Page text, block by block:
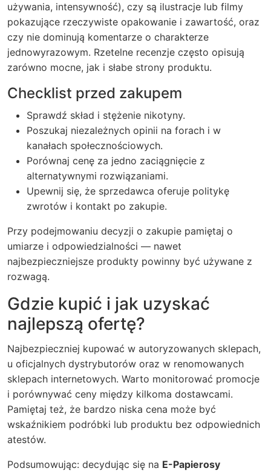
używania, intensywność), czy są ilustracje lub filmy
pokazujące rzeczywiste opakowanie i zawartość, oraz
czy nie dominują komentarze o charakterze
jednowyrazowym. Rzetelne recenzje często opisują
zarówno mocne, jak i słabe strony produktu.
Checklist przed zakupem
Sprawdź skład i stężenie nikotyny.
Poszukaj niezależnych opinii na forach i w
kanałach społecznościowych.
Porównaj cenę za jedno zaciągnięcie z
alternatywnymi rozwiązaniami.
Upewnij się, że sprzedawca oferuje politykę
zwrotów i kontakt po zakupie.
Przy podejmowaniu decyzji o zakupie pamiętaj o
umiarze i odpowiedzialności — nawet
najbezpieczniejsze produkty powinny być używane z
rozwagą.
Gdzie kupić i jak uzyskać
najlepszą ofertę?
Najbezpieczniej kupować w autoryzowanych sklepach,
u oficjalnych dystrybutorów oraz w renomowanych
sklepach internetowych. Warto monitorować promocje
i porównywać ceny między kilkoma dostawcami.
Pamiętaj też, że bardzo niska cena może być
wskaźnikiem podróbki lub produktu bez odpowiednich
atestów.
Podsumowując: decydując się na E-Papierosy